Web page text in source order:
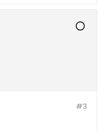
#3